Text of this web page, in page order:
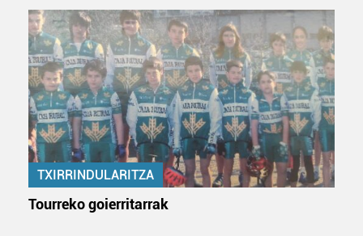
TXIRRINDULARITZA
Tourreko goierritarrak